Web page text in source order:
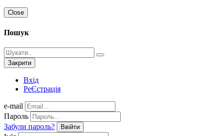
Close
Пошук
Закрити
Вхід
РеЄстрація
e-mail
Пароль
Забули пароль?
Ввійти